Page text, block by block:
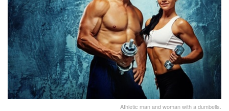
Athletic man and woman with a dumbells.